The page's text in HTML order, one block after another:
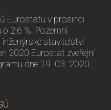
Eurostatu v prosinci
2,6 %. Pozemní
stavitelství
2020 Eurostat zveřejní
dne 19. 03. 2020.